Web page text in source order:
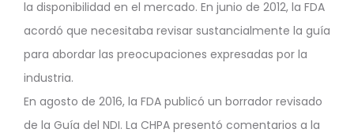
la disponibilidad en el mercado. En junio de 2012, la FDA
acordó que necesitaba revisar sustancialmente la guía
para abordar las preocupaciones expresadas por la
industria.
En agosto de 2016, la FDA publicó un borrador revisado
de la Guía del NDI. La CHPA presentó comentarios a la